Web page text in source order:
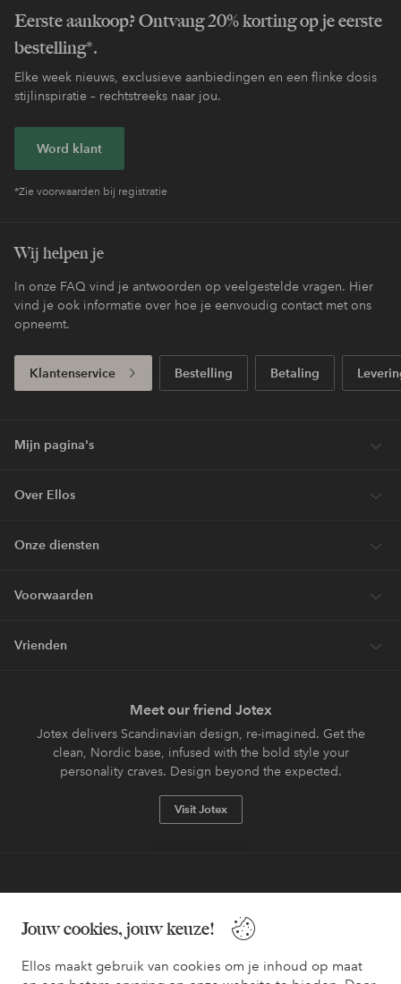
Jouw cookies, jouw keuze!
Ellos maakt gebruik van cookies om je inhoud op maat
Eerste aankoop? Ontvang 20% korting op je eerste
bestelling*.
Elke week nieuws, exclusieve aanbiedingen en een flinke dosis
stijlinspiratie – rechtstreeks naar jou.
Word klant
*Zie voorwaarden bij registratie
Wij helpen je
In onze FAQ vind je antwoorden op veelgestelde vragen. Hier
vind je ook informatie over hoe je eenvoudig contact met ons
opneemt.
Klantenservice Bestelling Betaling
Mijn pagina's
Over Ellos
Onze diensten
Voorwaarden
Vrienden
Meet our friend Jotex
Jotex delivers Scandinavian design, re-imagined. Get the
clean, Nordic base, infused with the bold style your
personality craves. Design beyond the expected.
Visit Jotex
Wil je meer weten over
onze betaalopties